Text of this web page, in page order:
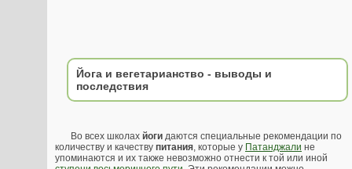
Йога и вегетарианство - выводы и
последствия
Во всех школах йоги даются специальные рекомендации по
количеству и качеству питания, которые у Патанджали не
упоминаются и их также невозможно отнести к той или иной